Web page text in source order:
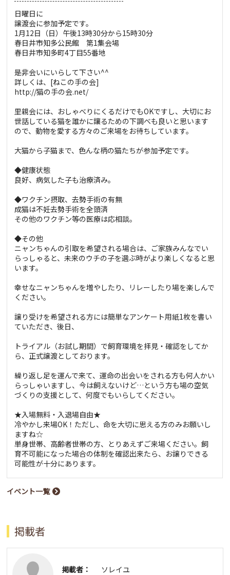
日曜日に
譲渡会に参加予定です。
1月12日（日）午後13時30分から15時30分
春日井市知多公民館 第1集会場
春日井市知多町4丁目55番地
是非会いにいらして下さい^^
詳しくは、[ねこの手の会]
http://猫の手の会.net/
里親会には、おしゃべりにくるだけでもOKですし、大切にお
世話している猫を誰かに讓るための下調べも良いと思います
ので、動物を愛する方々のご来場をお待ちしています。
大猫から子猫まで、色んな柄の猫たちが参加予定です。
◆健康状態
良好、病気した子も治療済み。
◆ワクチン摂取、去勢手術の有無
成猫は不妊去勢手術を全頭済
その他のワクチン等の医療は応相談。
◆その他
ニャンちゃんの引取を希望される場合は、ご家族みんなでい
らっしゃると、未来のウチの子を選ぶ時がより楽しくなると思
います。
幸せなニャンちゃんを増やしたり、リレーしたり場を楽しんで
ください。
譲り受けを希望される方には簡単なアンケート用紙1枚を書い
ていただき、後日、
トライアル（お試し期間）で飼育環境を拝見・確認をしてか
ら、正式譲渡としております。
繰り返し足を運んで来て、運命の出会いをされる方も何人かい
らっしゃいますし、今は飼えないけど…という方も場の空気
づくりの支援として、何度でもいらしてください。
★入場無料・入退場自由★
冷やかし来場OK！ただし、命を大切に思える方のみお願いし
ますね☆
単身世帯、高齢者世帯の方、とりあえずご来場ください。飼
育不可能になった場合の体制を確認出来たら、お譲りできる
可能性が十分にあります。
イベント一覧
掲載者
掲載者：
ソレイユ